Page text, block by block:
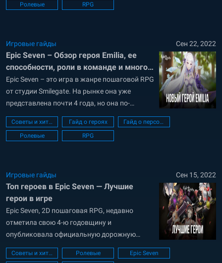
Alchemist Brotherhood. В игре представили
теперь найдете Edward Elric, Riza Hawkeye и
Roy...
Ролевые
RPG
Игровые гайды Сен 22, 2022
Epic Seven – Обзор героя Emilia, ее
способности, роли в команде и многое
другое
Epic Seven – это игра в жанре пошаговой RPG
от студии Smilegate. На рынке она уже
представлена почти 4 года, но она по-
прежнему считается одной из лучших RPG
игр в 2022 году. Не так давно прошло
ежегодное киберспортивное мероприятие
обновлений...
Советы и хитрости Гайд о героях
Гайд о персонажах
Ролевые
RPG
Игровые гайды Сен 15, 2022
Топ героев в Epic Seven — Лучшие
герои в игре
Epic Seven, 2D пошаговая RPG, недавно
отметила свою 4-ю годовщину и
опубликовала официальную дорожную
карту (roadmap) на оставшуюся половину
2022 и начало 2023 года. Игра,
Советы и хитрости Ролевые
Epic Seven